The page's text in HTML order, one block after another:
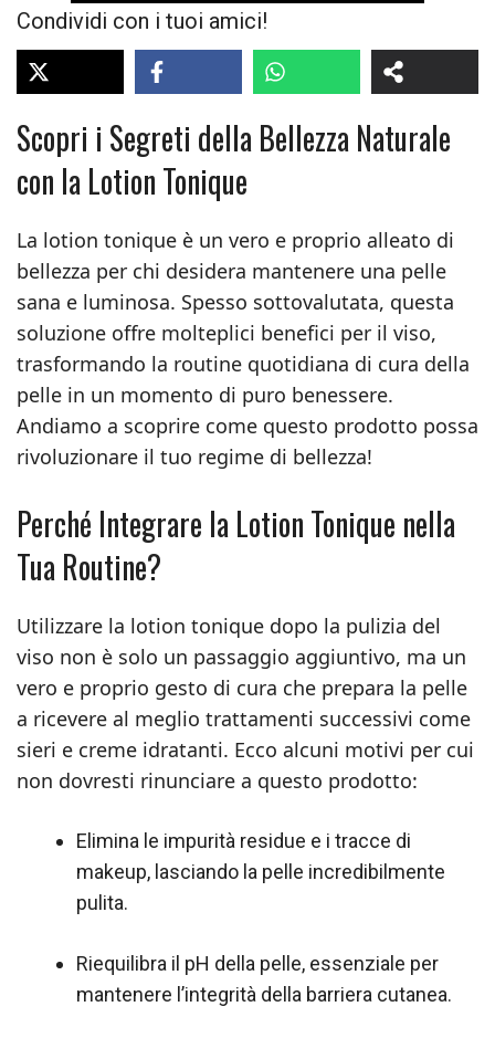
Condividi con i tuoi amici!
Scopri i Segreti della Bellezza Naturale
con la Lotion Tonique
La lotion tonique è un vero e proprio alleato di
bellezza per chi desidera mantenere una pelle
sana e luminosa. Spesso sottovalutata, questa
soluzione offre molteplici benefici per il viso,
trasformando la routine quotidiana di cura della
pelle in un momento di puro benessere.
Andiamo a scoprire come questo prodotto possa
rivoluzionare il tuo regime di bellezza!
Perché Integrare la Lotion Tonique nella
Tua Routine?
Utilizzare la lotion tonique dopo la pulizia del
viso non è solo un passaggio aggiuntivo, ma un
vero e proprio gesto di cura che prepara la pelle
a ricevere al meglio trattamenti successivi come
sieri e creme idratanti. Ecco alcuni motivi per cui
non dovresti rinunciare a questo prodotto:
Elimina le impurità residue e i tracce di
makeup, lasciando la pelle incredibilmente
pulita.
Riequilibra il pH della pelle, essenziale per
mantenere l’integrità della barriera cutanea.